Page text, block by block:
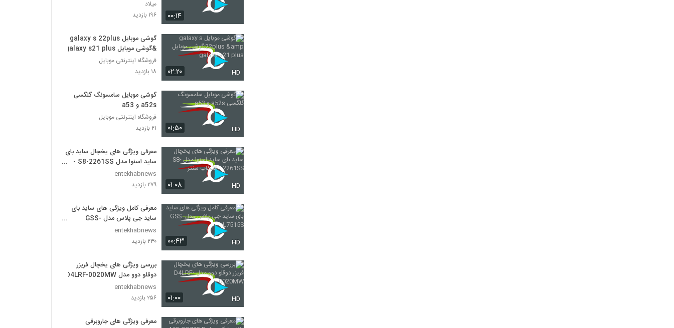
۰۰:۱۴
میلاد
۱۹۶ بازدید
۰۲:۲۰ HD
گوشی موبایل galaxy s 22plus
&گوشی موبایل galaxy s21 plus
فروشگاه اینترنتی موبایل
۱۸ بازدید
۰۱:۵۰ HD
گوشی موبایل سامسونگ گلگسی
a52s و a53
فروشگاه اینترنتی موبایل
۲۱ بازدید
۰۱:۰۸ HD
معرفی ویژگی های یخچال ساید بای
ساید اسنوا مدل S8-2261SS -
انتخاب سنتر
entekhabnews
۲۷۹ بازدید
۰۰:۴۳ HD
معرفی کامل ویژگی های ساید بای
ساید جی پلاس مدل GSS-
L7515S
entekhabnews
۲۳۰ بازدید
۰۱:۰۰ HD
بررسی ویژگی های یخچال فریزر
دوقلو دوو مدل D4LRF-0020MW
entekhabnews
۲۵۶ بازدید
معرفی ویژگی های جاروبرقی